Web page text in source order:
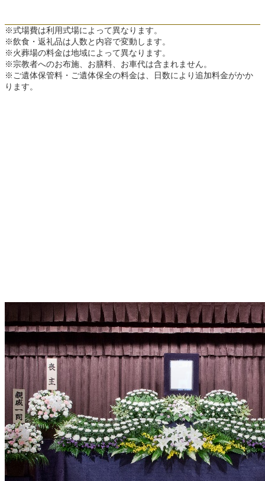
※式場費は利用式場によって異なります。
※飲食・返礼品は人数と内容で変動します。
※火葬場の料金は地域によって異なります。
※宗教者へのお布施、お膳料、お車代は含まれません。
※ご遺体保管料・ご遺体保全の料金は、日数により追加料金がかか
ります。